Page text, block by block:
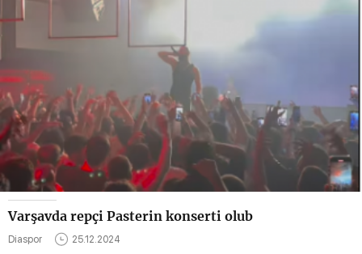
Varşavda repçi Pasterin konserti olub
Diaspor 25.12.2024